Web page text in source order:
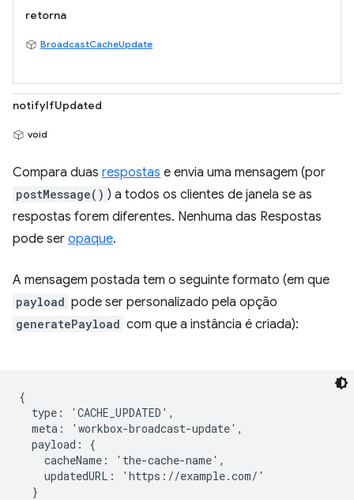
retorna
BroadcastCacheUpdate
notifyIfUpdated
void
Compara duas respostas e envia uma mensagem (por
postMessage() ) a todos os clientes de janela se as
respostas forem diferentes. Nenhuma das Respostas
pode ser opaque.
A mensagem postada tem o seguinte formato (em que
payload pode ser personalizado pela opção
generatePayload com que a instância é criada):
{
  type: 'CACHE_UPDATED',
  meta: 'workbox-broadcast-update',
  payload: {
    cacheName: 'the-cache-name',
    updatedURL: 'https://example.com/'
  }